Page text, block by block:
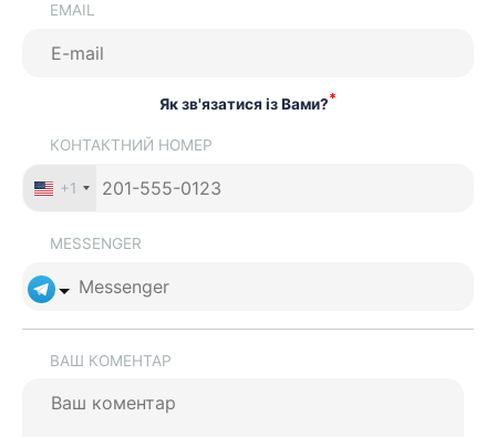
EMAIL
Як зв'язатися із Вами?*
КОНТАКТНИЙ НОМЕР
+1
MESSENGER
ВАШ КОМЕНТАР